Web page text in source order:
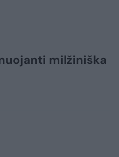
milžiniška